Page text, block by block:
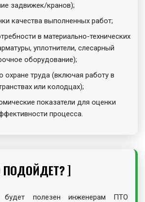
задвижек/кранов);
качества выполненных работ;
в материально-технических
уплотнители, слесарный
оборудование);
охране труда (включая работу в
или колодцах);
показатели для оценки
процесса.
будет полезен инженерам ПТО